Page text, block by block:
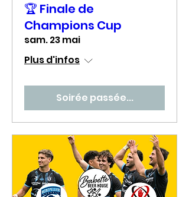
🏆 Finale de
Champions Cup
sam. 23 mai
Plus d'infos
Soirée passée...